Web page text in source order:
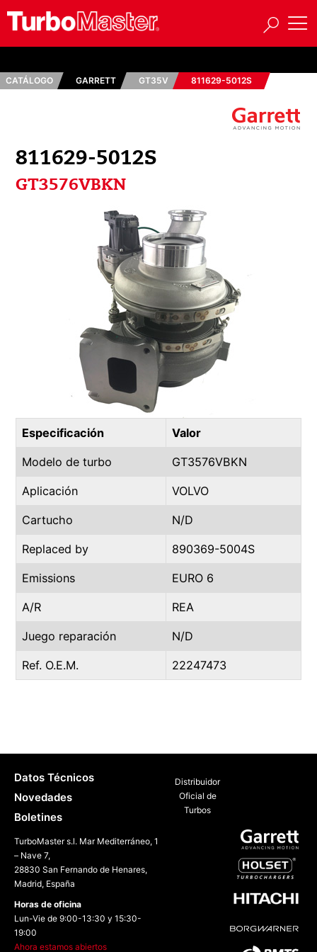
CATÁLOGO GARRETT GT35V 811629-5012S
811629-5012S
GT3576VBKN
Especificación Valor
Modelo de turbo GT3576VBKN
Aplicación VOLVO
Cartucho N/D
Replaced by 890369-5004S
Emissions EURO 6
A/R REA
Juego reparación N/D
Ref. O.E.M. 22247473
Distribuidor
Oficial de
Turbos
Datos Técnicos
Novedades
Boletines
TurboMaster s.l. Mar Mediterráneo, 1
– Nave 7,
28830 San Fernando de Henares,
Madrid, España
Horas de oficina
Lun-Vie de 9:00-13:30 y 15:30-
19:00
Ahora estamos abiertos